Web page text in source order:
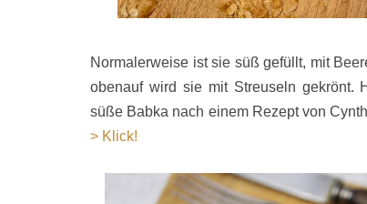
Normalerweise ist sie süß gefüllt, mit
obenauf wird sie mit Streuseln gekrönt.
süße Babka nach einem Rezept von
> Klick!